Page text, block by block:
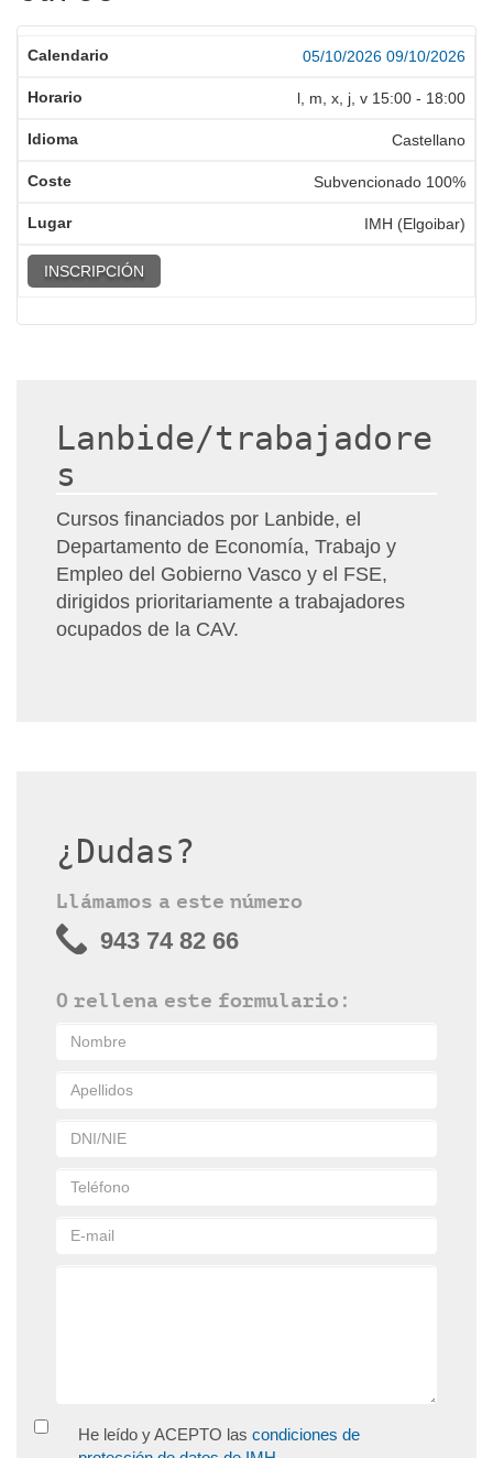
05/10/2026 09/10/2026
l, m, x, j, v 15:00 - 18:00
Castellano
Subvencionado 100%
IMH (Elgoibar)
INSCRIPCIÓN
Lanbide/trabajadore
s
Cursos financiados por Lanbide, el
Departamento de Economía, Trabajo y
Empleo del Gobierno Vasco y el FSE,
dirigidos prioritariamente a trabajadores
ocupados de la CAV.
¿Dudas?
Llámamos a este número
943 74 82 66
O rellena este formulario:
He leído y ACEPTO las condiciones de